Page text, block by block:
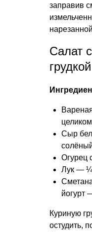
заправив
Салат
грудкой
Сыр
Огурец
Лук —
йогурт
Куриную
остудить,